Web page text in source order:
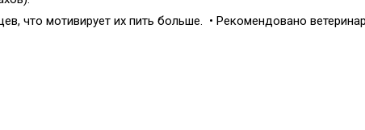
что мотивирует их пить больше. • Рекомендовано